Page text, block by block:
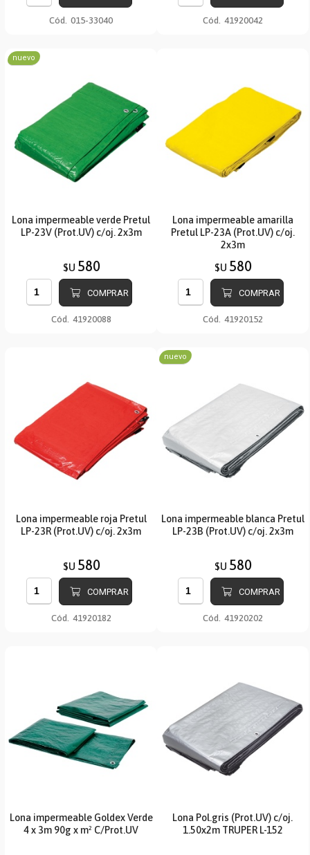
Cód. 015-33040 Cód. 41920042
nuevo
Lona impermeable verde Pretul
LP-23V (Prot.UV) c/oj. 2x3m
$U 580
COMPRAR
Cód. 41920088
Lona impermeable amarilla
Pretul LP-23A (Prot.UV) c/oj.
2x3m
$U 580
COMPRAR
Cód. 41920152
Lona impermeable roja Pretul
LP-23R (Prot.UV) c/oj. 2x3m
$U 580
COMPRAR
Cód. 41920182
nuevo
Lona impermeable blanca Pretul
LP-23B (Prot.UV) c/oj. 2x3m
$U 580
COMPRAR
Cód. 41920202
Lona impermeable Goldex Verde
4 x 3m 90g x m² C/Prot.UV
Lona Pol.gris (Prot.UV) c/oj.
1.50x2m TRUPER L-152